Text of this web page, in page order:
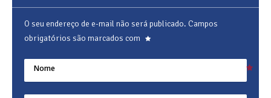
O seu endereço de e-mail não será publicado. Campos
obrigatórios são marcados com
Nome